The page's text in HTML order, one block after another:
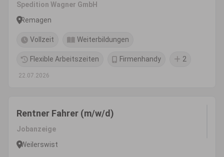
Spedition Wagner GmbH
Remagen
Vollzeit Weiterbildungen
Flexible Arbeitszeiten Firmenhandy 2
22.07.2026
Rentner Fahrer (m/w/d)
Jobanzeige
Weilerswist